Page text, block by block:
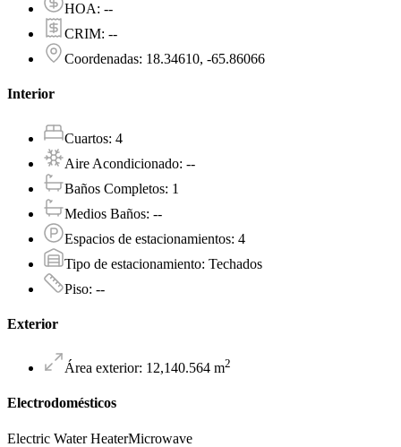
HOA: --
CRIM: --
Coordenadas: 18.34610, -65.86066
Interior
Cuartos: 4
Aire Acondicionado: --
Baños Completos: 1
Medios Baños: --
Espacios de estacionamientos: 4
Tipo de estacionamiento: Techados
Piso: --
Exterior
Área exterior: 12,140.564 m2
Electrodomésticos
Electric Water HeaterMicrowave